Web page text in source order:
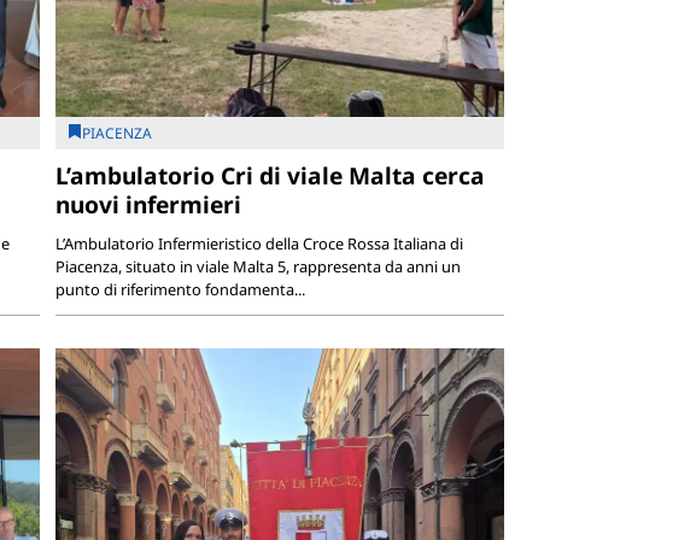
PIACENZA
L’ambulatorio Cri di viale Malta cerca
nuovi infermieri
L’Ambulatorio Infermieristico della Croce Rossa Italiana di
Piacenza, situato in viale Malta 5, rappresenta da anni un
punto di riferimento fondamenta...